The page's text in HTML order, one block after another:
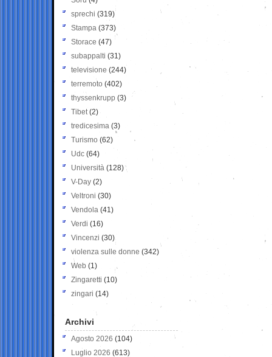
sprechi (319)
Stampa (373)
Storace (47)
subappalti (31)
televisione(244)
terremoto (402)
thyssenkrupp (3)
Tibet(2)
tredicesima (3)
Turismo (62)
Udc (64)
Università (128)
V-Day (2)
Veltroni (30)
Vendola (41)
Verdi (16)
Vincenzi (30)
violenza sulle donne (342)
Web (1)
Zingaretti (10)
zingari (14)
Archivi
Agosto 2026 (104)
Luglio 2026 (613)